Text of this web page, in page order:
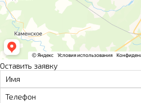
Оставить заявку